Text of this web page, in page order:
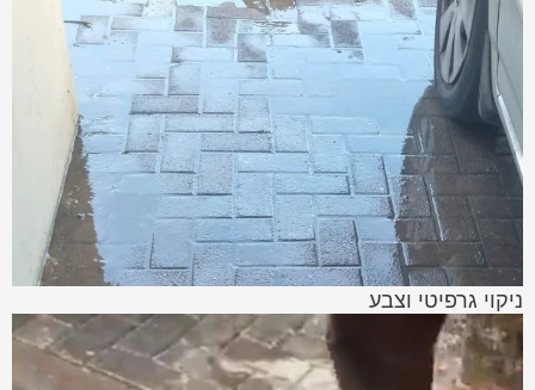
ניקוי גרפיטי וצבע